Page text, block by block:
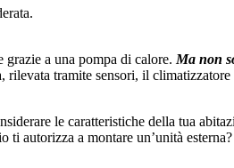
a una pompa di calore. Ma non
tramite sensori, il climatizzatore
le caratteristiche della tua
autorizza a montare un’unità esterna?